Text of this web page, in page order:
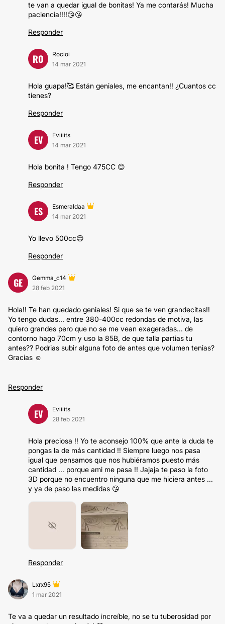
te van a quedar igual de bonitas! Ya me contarás! Mucha
paciencia!!!!😘😘
Responder
RO
Rocioi
14 mar 2021
Hola guapa!🥰 Están geniales, me encantan!! ¿Cuantos cc
tienes?
Responder
EV
Eviiiits
14 mar 2021
Hola bonita ! Tengo 475CC 😊
Responder
ES
Esmeraldaa
14 mar 2021
Yo llevo 500cc😊
Responder
GE
Gemma_c14
28 feb 2021
Hola!! Te han quedado geniales! Si que se te ven grandecitas!!
Yo tengo dudas... entre 380-400cc redondas de motiva, las
quiero grandes pero que no se me vean exageradas... de
contorno hago 70cm y uso la 85B, de que talla partias tu
antes?? Podrias subir alguna foto de antes que volumen tenias?
Gracias ☺️
Responder
EV
Eviiiits
28 feb 2021
Hola preciosa !! Yo te aconsejo 100% que ante la duda te
pongas la de más cantidad !! Siempre luego nos pasa
igual que pensamos que nos hubiéramos puesto más
cantidad ... porque ami me pasa !! Jajaja te paso la foto
3D porque no encuentro ninguna que me hiciera antes ...
y ya de paso las medidas 😘
Responder
Lxrx95
1 mar 2021
Te va a quedar un resultado increíble, no se tu tuberosidad por